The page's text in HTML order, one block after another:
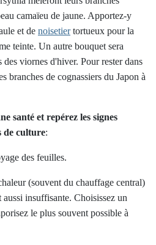
camaïeu de jaune. Apportez-y
et de noisetiertortueux pour la
teinte. Un autre bouquet sera
viornes d'hiver. Pour rester dans
branches de cognassiers du Japon à
santé et repérez les signes
de culture:
des feuilles.
(souvent du chauffage central)
aussi insuffisante. Choisissez un
le plus souvent possible à